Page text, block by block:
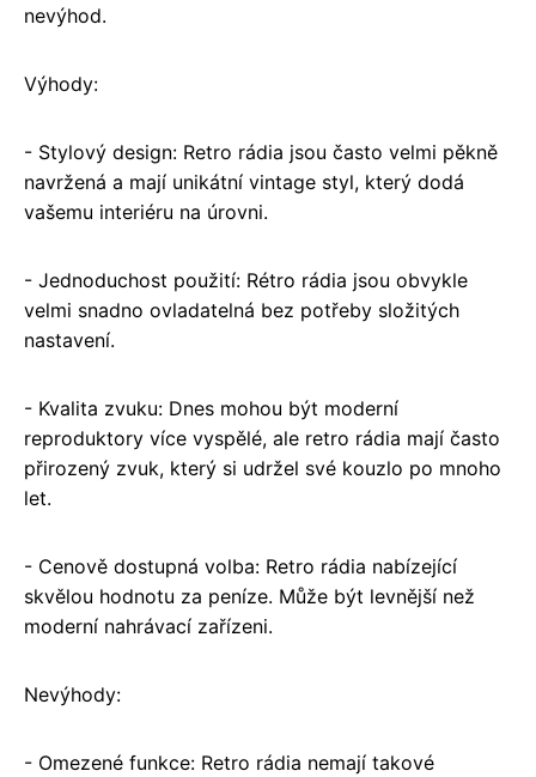
nevýhod.
Výhody:
- Stylový design: Retro rádia jsou často velmi pěkně
navržená a mají unikátní vintage styl, který dodá
vašemu interiéru na úrovni.
- Jednoduchost použití: Rétro rádia jsou obvykle
velmi snadno ovladatelná bez potřeby složitých
nastavení.
- Kvalita zvuku: Dnes mohou být moderní
reproduktory více vyspělé, ale retro rádia mají často
přirozený zvuk, který si udržel své kouzlo po mnoho
let.
- Cenově dostupná volba: Retro rádia nabízející
skvělou hodnotu za peníze. Může být levnější než
moderní nahrávací zařízeni.
Nevýhody:
- Omezené funkce: Retro rádia nemají takové